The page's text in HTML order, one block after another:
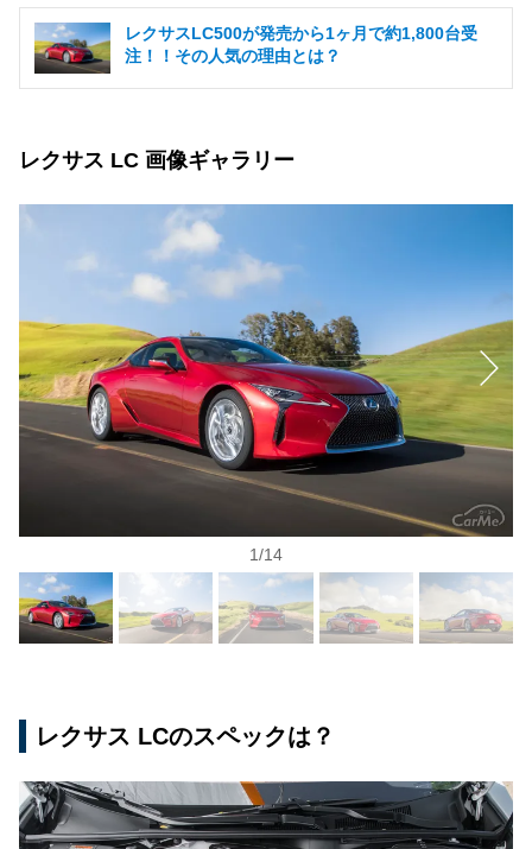
レクサスLC500が発売から1ヶ月で約1,800台受
注！！その人気の理由とは？
レクサス LC 画像ギャラリー
1/14
レクサス LCのスペックは？